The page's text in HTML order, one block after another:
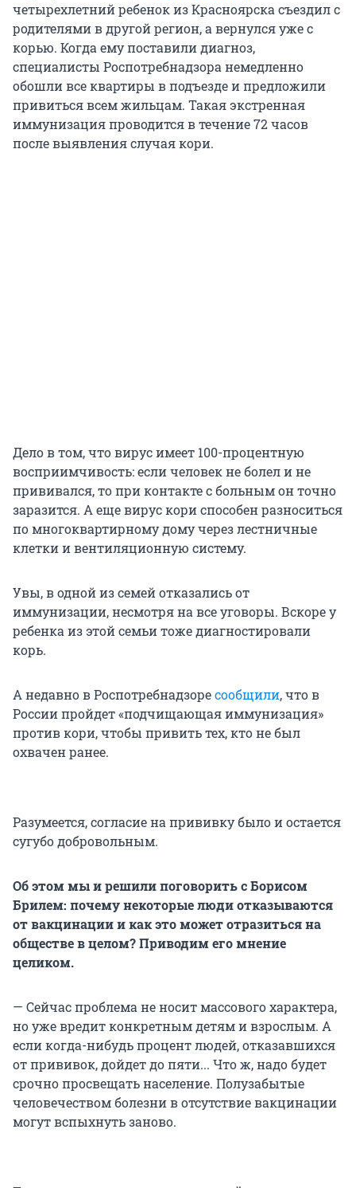
четырехлетний ребенок из Красноярска съездил с
родителями в другой регион, а вернулся уже с
корью. Когда ему поставили диагноз,
специалисты Роспотребнадзора немедленно
обошли все квартиры в подъезде и предложили
привиться всем жильцам. Такая экстренная
иммунизация проводится в течение 72 часов
после выявления случая кори.
Дело в том, что вирус имеет 100-процентную
восприимчивость: если человек не болел и не
прививался, то при контакте с больным он точно
заразится. А еще вирус кори способен разноситься
по многоквартирному дому через лестничные
клетки и вентиляционную систему.
Увы, в одной из семей отказались от
иммунизации, несмотря на все уговоры. Вскоре у
ребенка из этой семьи тоже диагностировали
корь.
А недавно в Роспотребнадзоресообщили, что в
России пройдет «подчищающая иммунизация»
против кори, чтобы привить тех, кто не был
охвачен ранее.
Разумеется, согласие на прививку было и остается
сугубо добровольным.
Об этом мы и решили поговорить с Борисом
Брилем: почему некоторые люди отказываются
от вакцинации и как это может отразиться на
обществе в целом? Приводим его мнение
целиком.
— Сейчас проблема не носит массового характера,
но уже вредит конкретным детям и взрослым. А
если когда-нибудь процент людей, отказавшихся
от прививок, дойдет до пяти... Что ж, надо будет
срочно просвещать население. Полузабытые
человечеством болезни в отсутствие вакцинации
могут вспыхнуть заново.